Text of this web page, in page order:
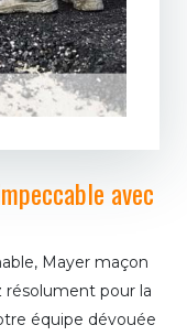
avec
Mayer maçon
résolument pour la
équipe dévouée